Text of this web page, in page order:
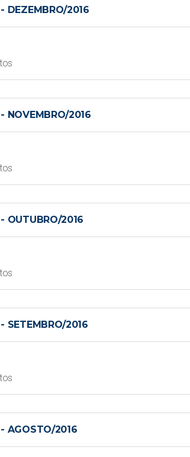
DEZEMBRO/2016
NOVEMBRO/2016
OUTUBRO/2016
SETEMBRO/2016
AGOSTO/2016